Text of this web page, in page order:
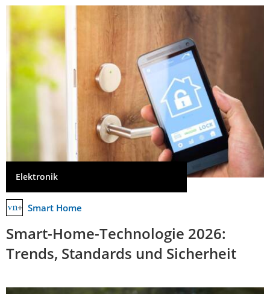
Elektronik
Smart Home
Smart-Home-Technologie 2026:
Trends, Standards und Sicherheit